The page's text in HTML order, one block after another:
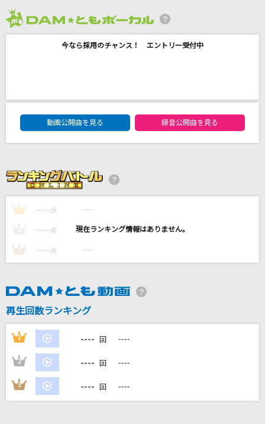
シド
Rebellion
自由への扉[塔の上のラプンツェル]
GEMN
カラオケ最新情報をチェック！
今なら採用のチャンス！ エントリー受付中
DAM★ともボーカルエントリーランキング
動画公開曲を見る
録音公開曲を見る
1 ---- 点 ----
---- 点 ----
3 ---- 点 ----
再生回数ランキング
1 ---- 回 ----
2 ---- 回 ----
3 ---- 回 ----